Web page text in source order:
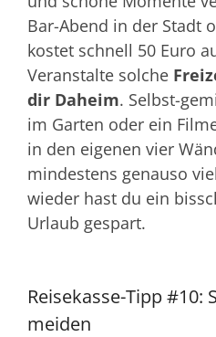
Bar-Abend in der Stadt
kostet schnell 50 Euro
Veranstalte solche
dir Daheim. Selbst-
im Garten oder ein
in den eigenen vier
mindestens genauso
wieder hast du ein
Urlaub gespart.
Reisekasse-Tipp #10:
meiden